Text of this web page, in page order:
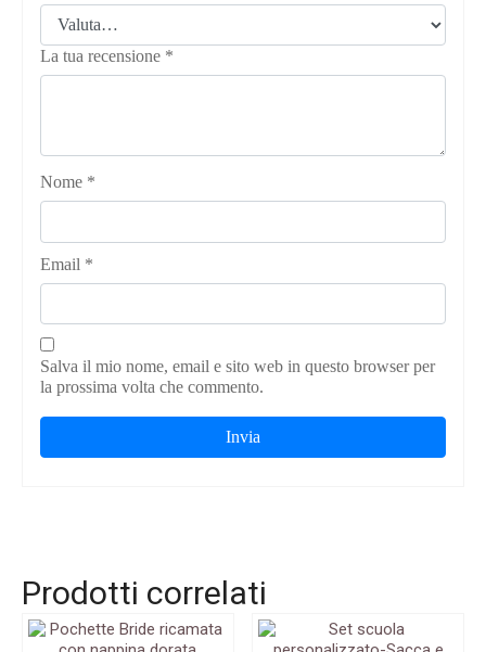
La tua recensione *
Nome *
Email *
Salva il mio nome, email e sito web in questo browser per
la prossima volta che commento.
Prodotti correlati